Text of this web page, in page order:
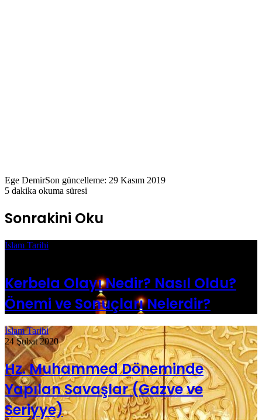
Ege DemirSon güncelleme: 29 Kasım 2019
5 dakika okuma süresi
Sonrakini Oku
İslam Tarihi
Kerbela Olayı Nedir? Nasıl Oldu?
Önemi ve Sonuçları Nelerdir?
İslam Tarihi
24 Şubat 2020
Hz. Muhammed Döneminde
Yapılan Savaşlar (Gazve ve
Seriyye)